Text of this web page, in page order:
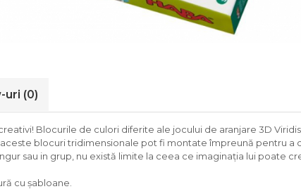
uri (0)
Blocurile de culori diferite ale jocului de aranjare 3D
aceste blocuri tridimensionale pot fi montate împreună pentru
sau in grup, nu există limite la ceea ce imaginația lui
cu șabloane.